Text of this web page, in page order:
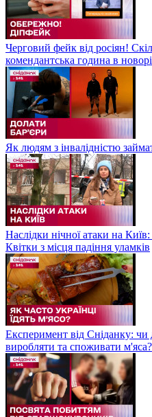
Черговий фейк від росіян!
комендантська година в
Як людям з інвалідністю
Наслідки нічної атаки на
Квітки з місця падіння уламків
Експеримент від Сніданку: чи
виробляти та споживати м'яса?